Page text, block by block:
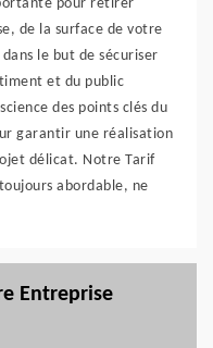
pour retirer
de la surface de votre
le but de sécuriser
et du public
des points clés du
garantir une réalisation
délicat. Notre Tarif
abordable, ne
Entreprise